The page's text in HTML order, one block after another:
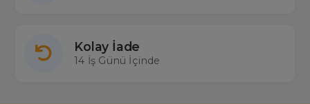
Kolay İade
14 İş Günü İçinde